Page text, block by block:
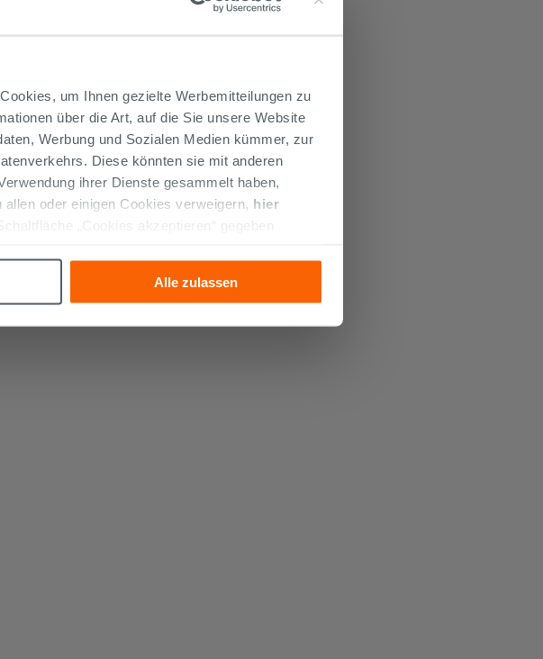
um Ihnen gezielte Werbemitteilungen zu
über die Art, auf die Sie unsere Website
Werbung und Sozialen Medien kümmer, zur
Diese könnten sie mit anderen
ihrer Dienste gesammelt haben,
oder einigen Cookies verweigern, hier
„Cookies akzeptieren“ gegeben
Alle zulassen